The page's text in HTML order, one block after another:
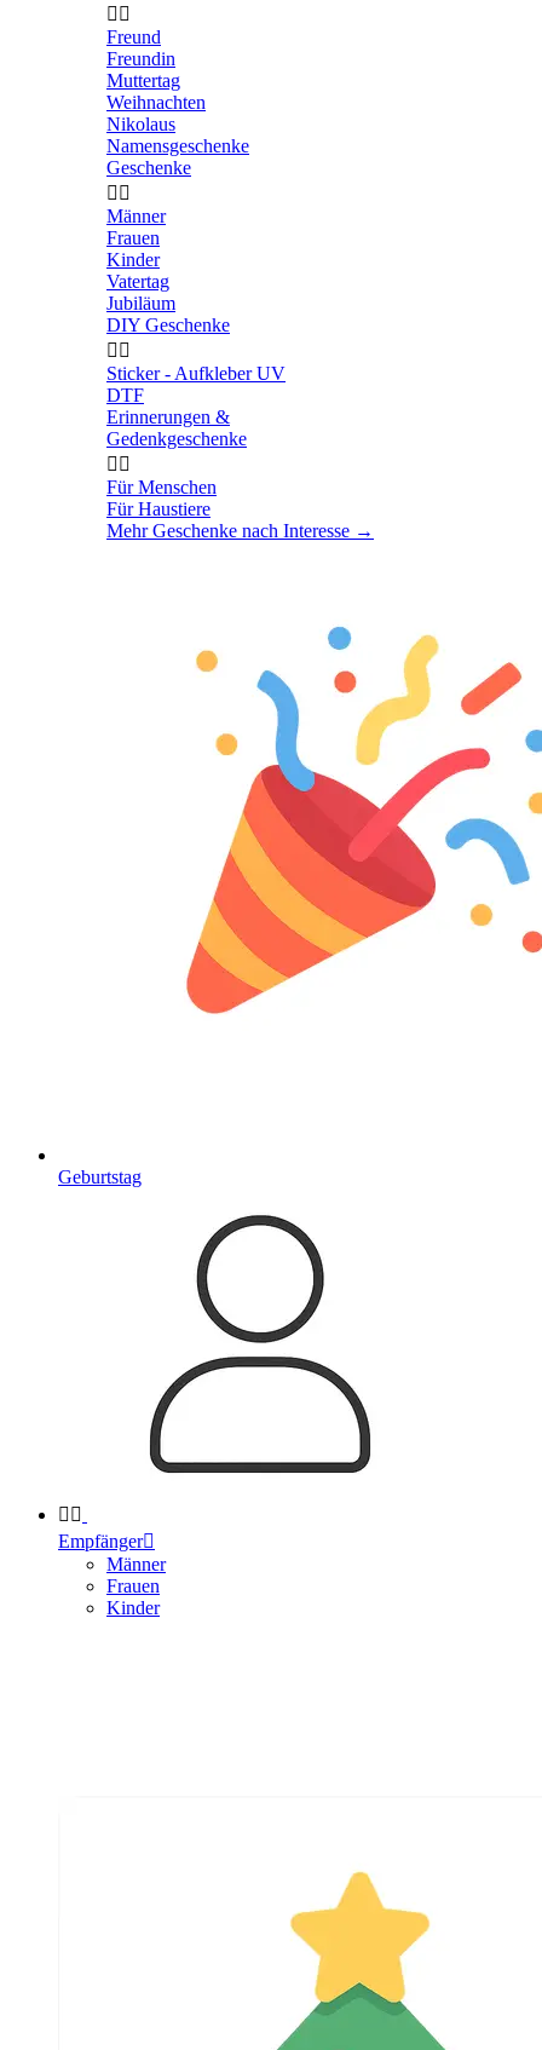
 
Freund
Freundin
Muttertag
Weihnachten
Nikolaus
Namensgeschenke
Geschenke
 
Männer
Frauen
Kinder
Vatertag
Jubiläum
DIY Geschenke
 
Sticker - Aufkleber UV
DTF
Erinnerungen &
Gedenkgeschenke
 
Für Menschen
Für Haustiere
Mehr Geschenke nach Interesse →
Geburtstag
 
Empfänger
Männer
Frauen
Kinder